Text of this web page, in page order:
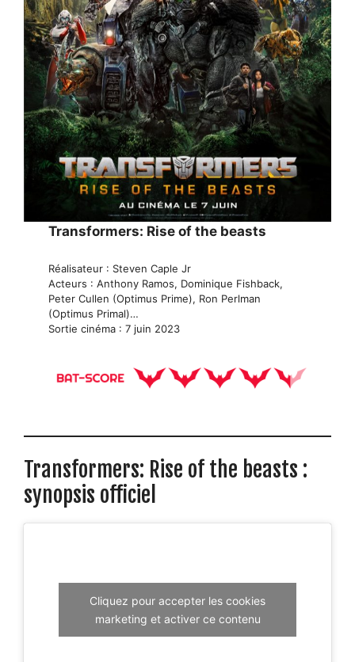
Transformers: Rise of the beasts
Réalisateur : Steven Caple Jr
Acteurs : Anthony Ramos, Dominique Fishback,
Peter Cullen (Optimus Prime), Ron Perlman
(Optimus Primal)…
Sortie cinéma : 7 juin 2023
Transformers: Rise of the beasts :
synopsis officiel
Cliquez pour accepter les cookies
marketing et activer ce contenu